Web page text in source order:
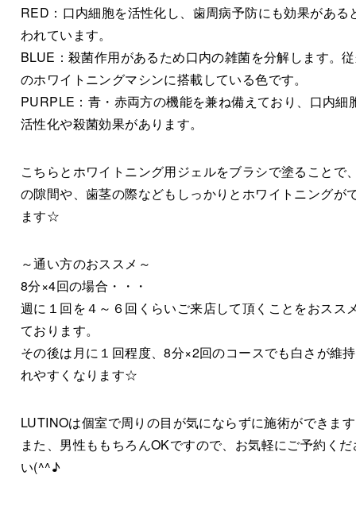
RED：口内細胞を活性化し、歯周病予防にも効果がある
われています。
BLUE：殺菌作用があるため口内の雑菌を分解します。
のホワイトニングマシンに搭載している色です。
PURPLE：青・赤両方の機能を兼ね備えており、口内細
活性化や殺菌効果があります。
こちらとホワイトニング用ジェルをブラシで塗ることで
の隙間や、歯茎の際などもしっかりとホワイトニングが
ます☆
～通い方のおススメ～
8分×4回の場合・・・
週に１回を４～６回くらいご来店して頂くことをおスス
ております。
その後は月に１回程度、8分×2回のコースでも白さが維
れやすくなります☆
LUTINOは個室で周りの目が気にならずに施術ができま
また、男性ももちろんOKですので、お気軽にご予約くだ
い(^^♪